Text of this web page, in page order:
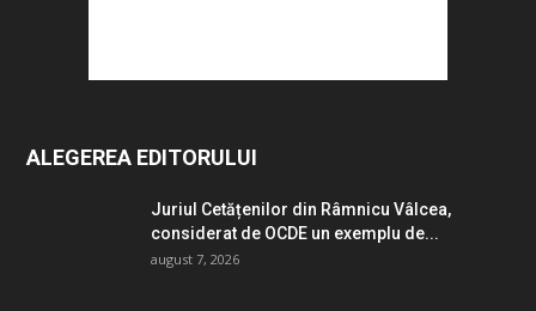
ALEGEREA EDITORULUI
Juriul Cetățenilor din Râmnicu Vâlcea,
considerat de OCDE un exemplu de...
august 7, 2026